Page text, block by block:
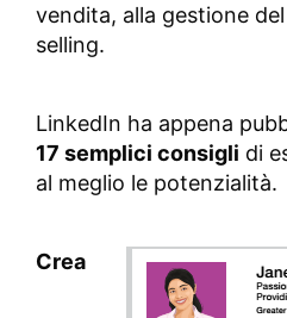
vendita, alla gestione
selling.
LinkedIn ha appena
17 semplici consigli di
al meglio le potenzialità.
Crea